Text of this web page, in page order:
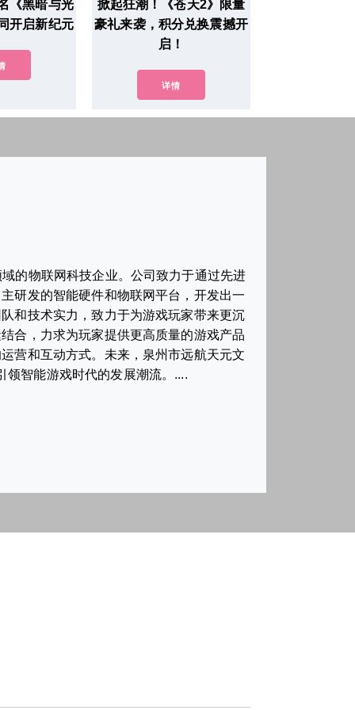
《黑暗与光
开启新纪元
掀起狂潮！《苍天2》限量
豪礼来袭，积分兑换震撼开
启！
详情
的物联网科技企业。公司致力于通过先进
研发的智能硬件和物联网平台，开发出一
和技术实力，致力于为游戏玩家带来更沉
合，力求为玩家提供更高质量的游戏产品
营和互动方式。未来，泉州市远航天元文
领智能游戏时代的发展潮流。....